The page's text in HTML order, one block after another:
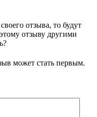
отзыва, то будут
отзыву другими
может стать первым.